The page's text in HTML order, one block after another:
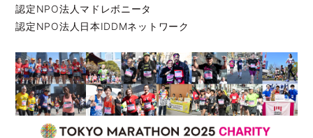
認定NPO法人マドレボニータ
認定NPO法人日本IDDMネットワーク